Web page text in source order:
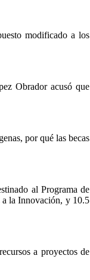
modificado a los
Obrador acusó que
por qué las becas
al Programa de
a la Innovación, y 10.5
a proyectos de